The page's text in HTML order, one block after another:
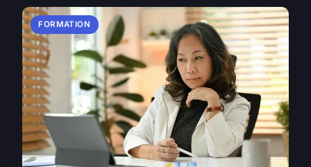
FORMATION